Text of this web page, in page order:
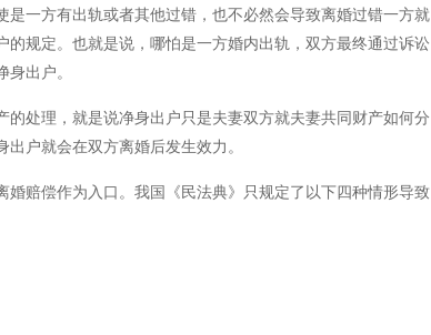
一方有出轨或者其他过错，也不必然会导致离婚过错一方就
规定。也就是说，哪怕是一方婚内出轨，双方最终通过诉讼
出户。
处理，就是说净身出户只是夫妻双方就夫妻共同财产如何分
户就会在双方离婚后发生效力。
赔偿作为入口。我国《民法典》只规定了以下四种情形导致